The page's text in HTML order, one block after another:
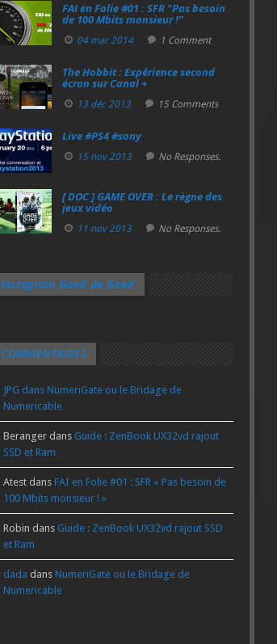
FAI en Folie #01 : SFR "Pas besoin
de 100 Mbits monsieur !"
04 mar 2014 1 Comment
The Hobbit : Expérience second
écran sur Canal +
13 déc 2013 15 Comments
Live #PS4 #sony
15 nov 2013 No Responses.
[ DOC ] GAME OVER : Le règne des
jeux vidéo
11 nov 2013 No Responses.
Instagram GeeK de GeeK
COMMENTAIRES
JPG dans NumeriGate ou le Bridage de
Numericable
Beranger dans Guide : ZenBook UX32vd rajout
SSD et Ram
Atest dans FAI en Folie #01 : SFR « Pas besoin de
100 Mbits monsieur ! »
Robin dans Guide : ZenBook UX32vd rajout SSD
et Ram
dada dans NumeriGate ou le Bridage de
Numericable